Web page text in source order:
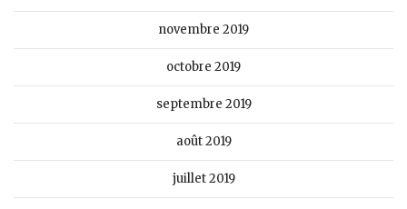
novembre 2019
octobre 2019
septembre 2019
août 2019
juillet 2019